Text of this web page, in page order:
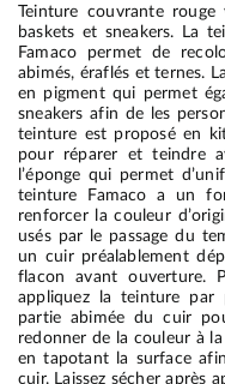
Teinture couvrante
baskets et sneakers. La
Famaco permet de
abimés, éraflés et ternes.
en pigment qui permet
sneakers afin de les
teinture est proposé en
pour réparer et teindre
l’éponge qui permet
teinture Famaco a un
renforcer la couleur
usés par le passage du
un cuir préalablement
flacon avant ouverture.
appliquez la teinture
partie abimée du cuir
redonner de la couleur à
en tapotant la surface
cuir. Laissez sécher après